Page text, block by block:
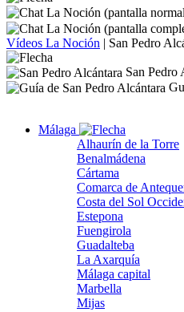
Vídeos La Noción | San Pedro
San Pedro
Málaga
Alhaurín de la Torre
Benalmádena
Cártama
Comarca de
Costa del Sol
Estepona
Fuengirola
Guadalteba
La Axarquía
Málaga capital
Marbella
Mijas